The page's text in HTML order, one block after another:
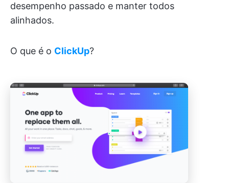
desempenho passado e manter todos
alinhados.
O que é o ClickUp?